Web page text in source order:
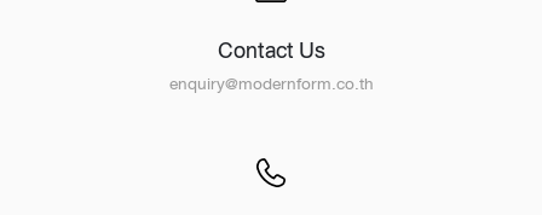
Contact Us
enquiry@modernform.co.th